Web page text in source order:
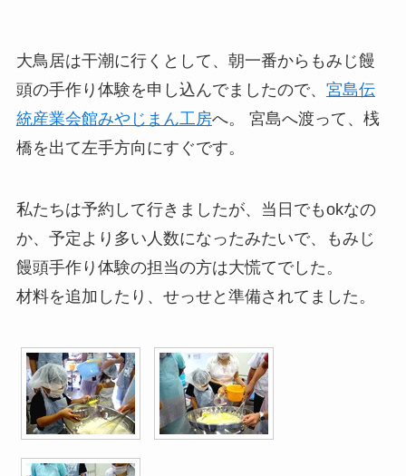
大鳥居は干潮に行くとして、朝一番からもみじ饅
頭の手作り体験を申し込んでましたので、 宮島伝
統産業会館みやじまん工房へ。 宮島へ渡って、桟
橋を出て左手方向にすぐです。
私たちは予約して行きましたが、当日でもokなの
か、予定より多い人数になったみたいで、もみじ
饅頭手作り体験の担当の方は大慌てでした。
材料を追加したり、せっせと準備されてました。